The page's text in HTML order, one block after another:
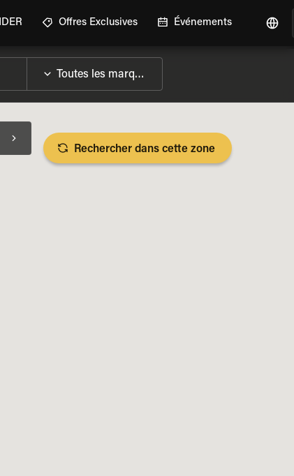
Offres Exclusives Événements
Rechercher dans cette zone